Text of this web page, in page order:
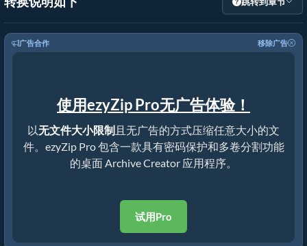
广告合作 移除广告
使用ezyZip Pro无广告体验！
以无文件大小限制且无广告的方式压缩任意大小的文
件。ezyZip Pro 包含一款具有密码保护和多卷分割功能
的桌面 Archive Creator 应用程序。
试用Pro